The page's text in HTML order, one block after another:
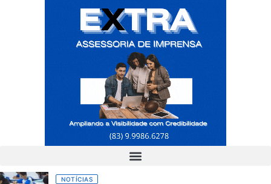
NOTÍCIAS